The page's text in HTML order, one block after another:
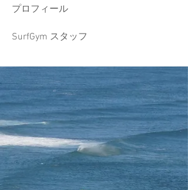
プロフィール
SurfGym スタッフ